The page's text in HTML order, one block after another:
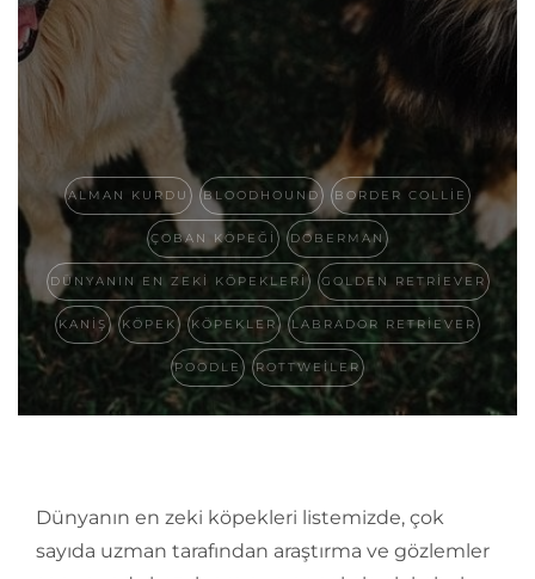
ALMAN KURDU BLOODHOUND BORDER COLLIE
ÇOBAN KÖPEĞI DOBERMAN
DÜNYANIN EN ZEKI KÖPEKLERI GOLDEN RETRIEVER
KANIŞ KÖPEK KÖPEKLER LABRADOR RETRIEVER
POODLE ROTTWEILER
Dünyanın en zeki köpekleri listemizde, çok
sayıda uzman tarafından araştırma ve gözlemler